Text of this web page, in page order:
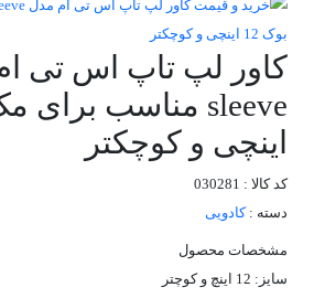
اینچی و کوچکتر
کد کالا : 030281
دسته :کادویی
مشخصات محصول
سایز: 12 اینچ و کوچتر